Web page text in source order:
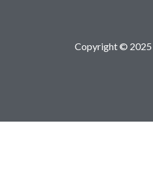
Copyright © 2025